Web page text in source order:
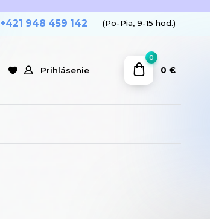
Prihlásenie
+421 948 459 142 (Po-Pia, 9-15 hod.)
0
0 €